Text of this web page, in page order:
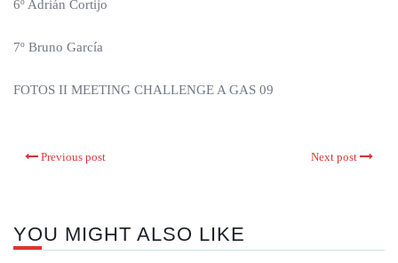
6º Adrián Cortijo
7º Bruno García
FOTOS II MEETING CHALLENGE A GAS 09
Previous post Next post
YOU MIGHT ALSO LIKE